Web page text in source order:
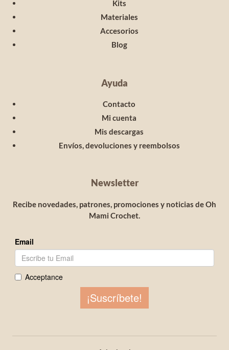
Kits
Materiales
Accesorios
Blog
Ayuda
Contacto
Mi cuenta
Mis descargas
Envíos, devoluciones y reembolsos
Newsletter
Recibe novedades, patrones, promociones y noticias de Oh
Mami Crochet.